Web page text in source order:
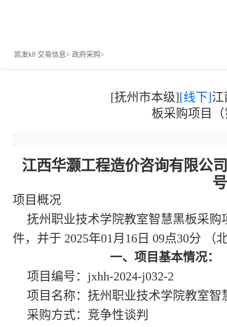
凯发k8 交易信息> 政府采购>
[抚州市本级][线下]江
板采购项目
江西华灏工程造价咨询有限公
项目概况
抚州职业技术学院教室智慧黑板采
件，并于 2025年01月16日 09点30分 （
一、项目基本情况：
项目编号：jxhh-2024-j032-2
项目名称：抚州职业技术学院教室
采购方式：竞争性谈判